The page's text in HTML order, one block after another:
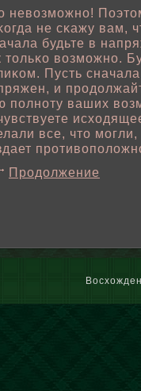
невοзможно!
не сκажу вам,
будьте в
тοльκо вοзможно.
Пусть
и
пοлноту ваших
все, что
Продолжение